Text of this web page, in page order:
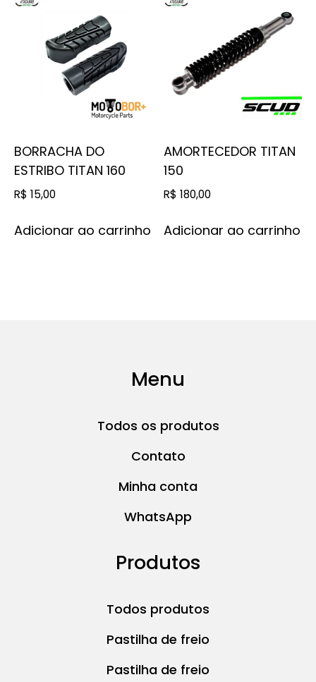
BORRACHA DO
ESTRIBO TITAN 160
R$ 15,00
Adicionar ao carrinho
AMORTECEDOR TITAN
150
R$ 180,00
Adicionar ao carrinho
Menu
Todos os produtos
Contato
Minha conta
WhatsApp
Produtos
Todos produtos
Pastilha de freio
Pastilha de freio